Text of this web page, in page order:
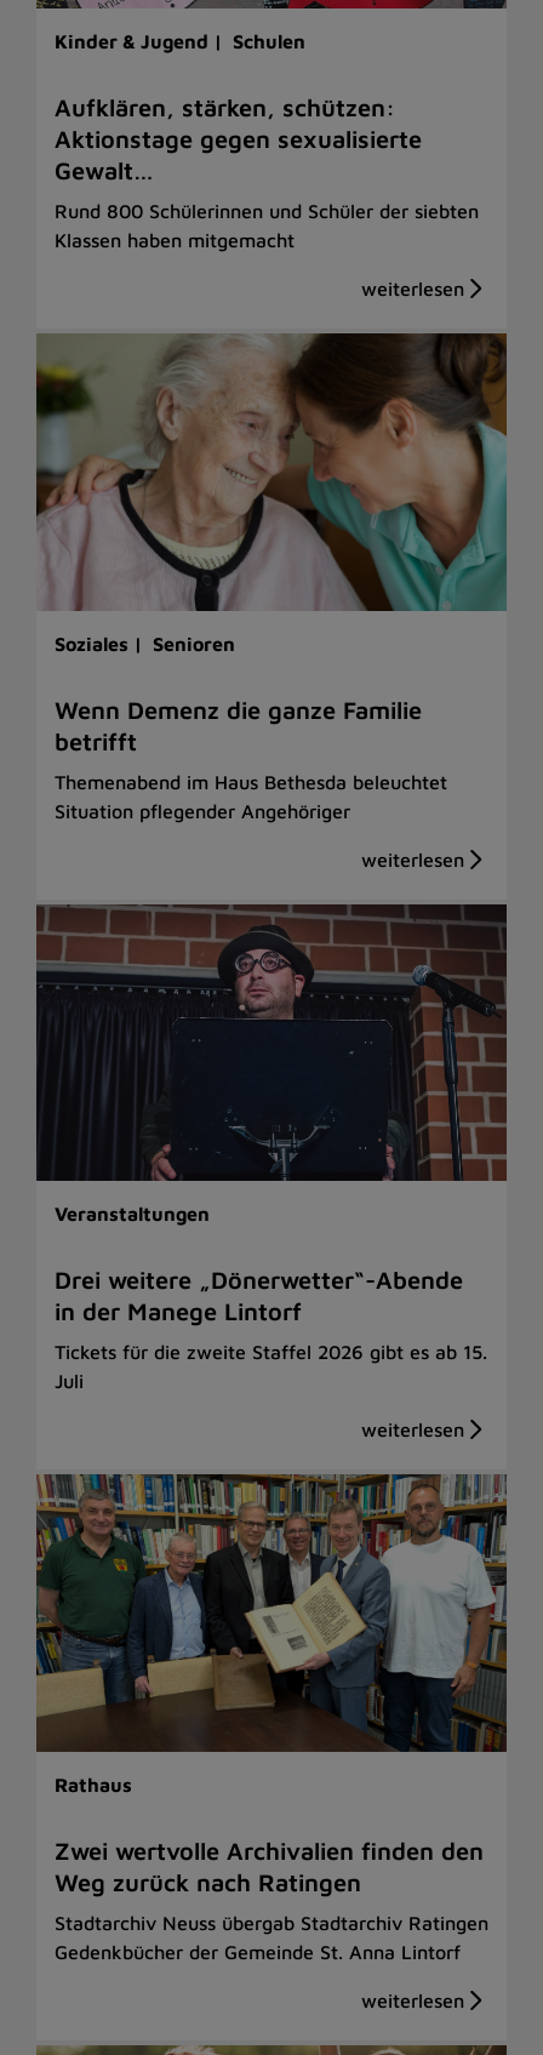
Kinder & Jugend | Schulen
Aufklären, stärken, schützen:
Aktionstage gegen sexualisierte
Gewalt…
Rund 800 Schülerinnen und Schüler der siebten
Klassen haben mitgemacht
Soziales | Senioren
Wenn Demenz die ganze Familie
betrifft
Themenabend im Haus Bethesda beleuchtet
Situation pflegender Angehöriger
Veranstaltungen
Drei weitere „Dönerwetter“-Abende
in der Manege Lintorf
Tickets für die zweite Staffel 2026 gibt es ab 15.
Juli
Rathaus
Zwei wertvolle Archivalien finden den
Weg zurück nach Ratingen
Stadtarchiv Neuss übergab Stadtarchiv Ratingen
Gedenkbücher der Gemeinde St. Anna Lintorf